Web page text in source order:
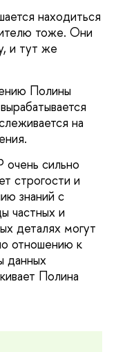
находиться
тоже. Они
и тут же
Полины
на
сильно
строгости и
знаний с
частных и
деталях могут
отношению к
данных
Полина